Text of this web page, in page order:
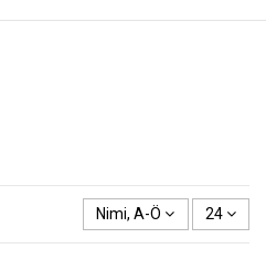
Nimi, A-Ö 24